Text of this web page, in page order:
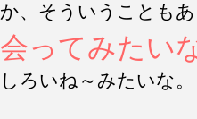
か、そういうことも
会ってみたい
しろいね～みたいな。